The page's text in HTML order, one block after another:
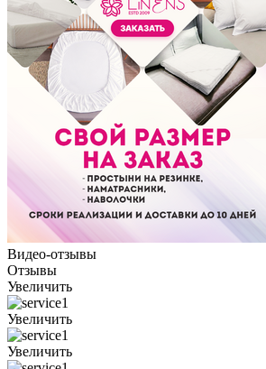
Видео-отзывы
Отзывы
Увеличить
Увеличить
Увеличить